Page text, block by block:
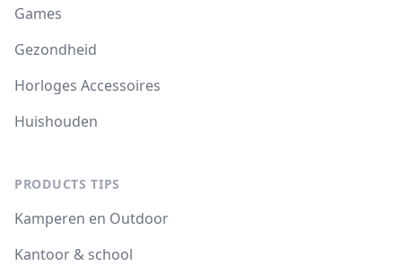
Games
Gezondheid
Horloges Accessoires
Huishouden
PRODUCTS TIPS
Kamperen en Outdoor
Kantoor & school